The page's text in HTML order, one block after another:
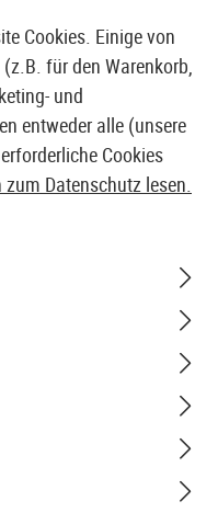
& GROßHÄNDLER
Cookies. Einige von
für den Warenkorb,
und
entweder alle (unsere
Cookies
Datenschutz lesen.